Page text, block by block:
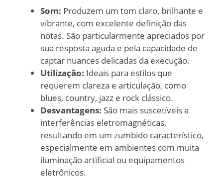
Som: Produzem um tom claro, brilhante e
vibrante, com excelente definição das
notas. São particularmente apreciados por
sua resposta aguda e pela capacidade de
captar nuances delicadas da execução.
Utilização: Ideais para estilos que
requerem clareza e articulação, como
blues, country, jazz e rock clássico.
Desvantagens: São mais suscetíveis a
interferências eletromagnéticas,
resultando em um zumbido característico,
especialmente em ambientes com muita
iluminação artificial ou equipamentos
eletrônicos.